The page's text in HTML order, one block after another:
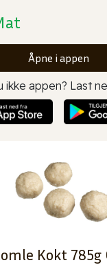
Åpne i appen
ikke appen? Last
Kokt 785g